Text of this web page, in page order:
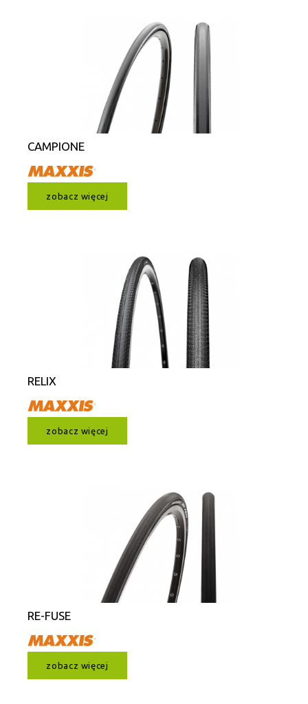
CAMPIONE
zobacz więcej
RELIX
zobacz więcej
RE-FUSE
zobacz więcej